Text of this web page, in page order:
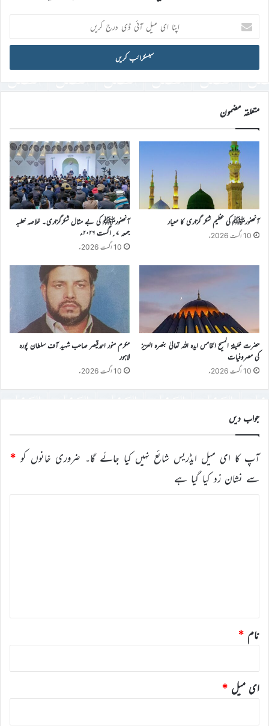
اپنا
ای
میل
ڈی
درج
کریں
متعلقہ مضمون
آنحضورﷺ کی عظیم شکر گزاری کا معیار
10 اگست 2026ء
آنحضورﷺ کی بے مثال شکرگزاری۔ خلاصہ خطبہ
جمعہ ۷؍اگست ۲۰۲۶ء
10 اگست 2026ء
حضرت خلیفۃ المسیح الخامس ایدہ اللہ تعالیٰ بنصرہ العزیز
کی مصروفیات
10 اگست 2026ء
مکرم منور احمدقیصر صاحب شہید آف سلطان پورہ
لاہور
10 اگست 2026ء
جواب دیں
آپ کا ای میل ایڈریس شائع نہیں کیا جائے گا۔ ضروری خانوں کو *
سے نشان زد کیا گیا ہے
نام *
ای میل *